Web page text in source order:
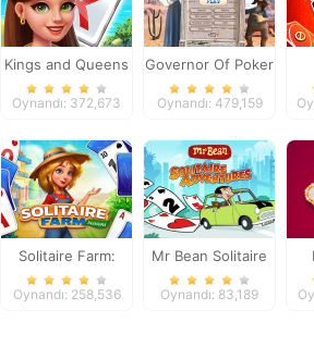
Kings and Queens
Solitaire Tripeaks
Oynandı: 372,673
Governor Of Poker
2
Oynandı: 479,159
Solitaire Farm:
Seasons
Oynandı: 258,536
Mr Bean Solitaire
Adventures
Oynandı: 83,189